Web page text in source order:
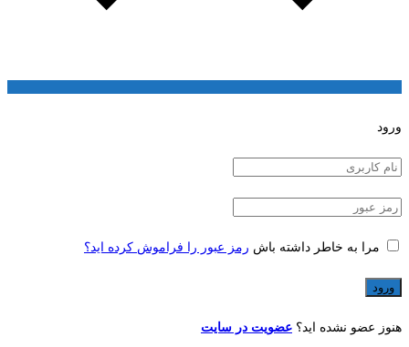
ورود
مرا به خاطر داشته باش رمز عبور را فراموش کرده اید؟
هنوز عضو نشده اید؟ عضویت در سایت